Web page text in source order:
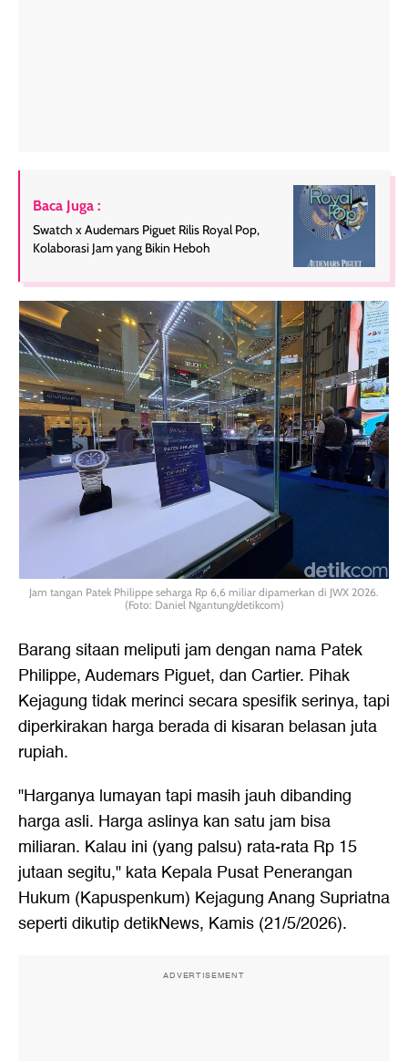
Baca Juga :
Swatch x Audemars Piguet Rilis Royal Pop,
Kolaborasi Jam yang Bikin Heboh
Jam tangan Patek Philippe seharga Rp 6,6 miliar dipamerkan di JWX 2026.
(Foto: Daniel Ngantung/detikcom)
Barang sitaan meliputi jam dengan nama Patek
Philippe, Audemars Piguet, dan Cartier. Pihak
Kejagung tidak merinci secara spesifik serinya, tapi
diperkirakan harga berada di kisaran belasan juta
rupiah.
"Harganya lumayan tapi masih jauh dibanding
harga asli. Harga aslinya kan satu jam bisa
miliaran. Kalau ini (yang palsu) rata-rata Rp 15
jutaan segitu," kata Kepala Pusat Penerangan
Hukum (Kapuspenkum) Kejagung Anang Supriatna
seperti dikutip detikNews, Kamis (21/5/2026).
ADVERTISEMENT